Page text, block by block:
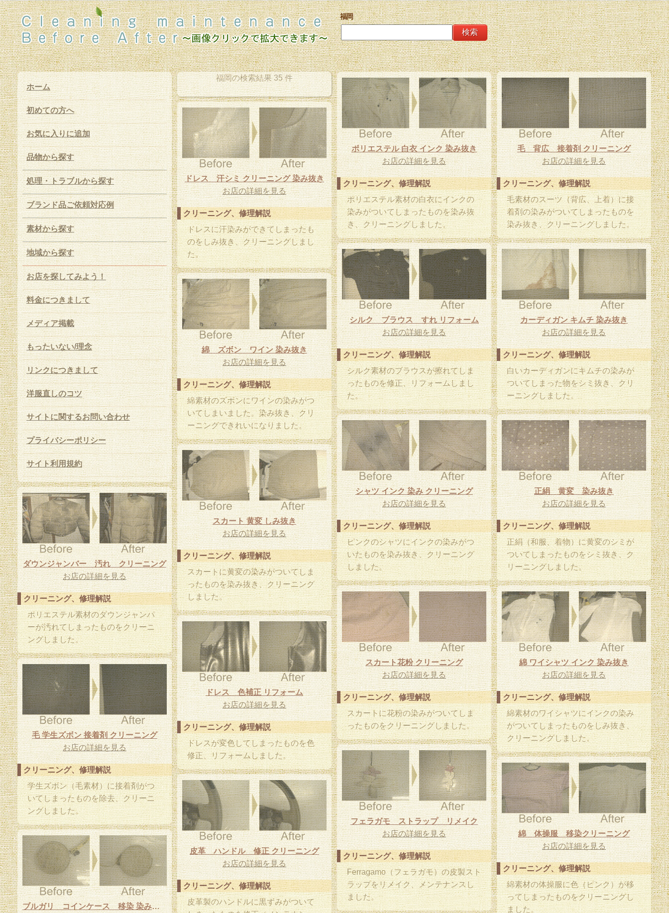
福岡
ホーム
初めての方へ
お気に入りに追加
品物から探す
処理・トラブルから探す
ブランド品ご依頼対応例
素材から探す
地域から探す
お店を探してみよう！
料金につきまして
メディア掲載
もったいない/理念
リンクにつきまして
洋服直しのコツ
サイトに関するお問い合わせ
プライバシーポリシー
サイト利用規約
福岡の検索結果 35 件
ポリエステル 白衣 インク 染み抜き
お店の詳細を見る
クリーニング、修理解説
ポリエステル素材の白衣にインクの
染みがついてしまったものを染み抜
き、クリーニングしました。
毛 背広 接着剤 クリーニング
お店の詳細を見る
クリーニング、修理解説
毛素材のスーツ（背広、上着）に接
着剤の染みがついてしまったものを
染み抜き、クリーニングしました。
ドレス 汗シミ クリーニング 染み抜き
お店の詳細を見る
クリーニング、修理解説
ドレスに汗染みができてしまったも
のをしみ抜き、クリーニングしまし
た。
シルク ブラウス すれ リフォーム
お店の詳細を見る
クリーニング、修理解説
シルク素材のブラウスが擦れてしま
ったものを修正、リフォームしまし
た。
カーディガン キムチ 染み抜き
お店の詳細を見る
クリーニング、修理解説
白いカーディガンにキムチの染みが
ついてしまった物をシミ抜き、クリ
ーニングしました。
綿 ズボン ワイン 染み抜き
お店の詳細を見る
クリーニング、修理解説
綿素材のズボンにワインの染みがつ
いてしまいました。染み抜き、クリ
ーニングできれいになりました。
シャツ インク 染み クリーニング
お店の詳細を見る
クリーニング、修理解説
ピンクのシャツにインクの染みがつ
いたものを染み抜き、クリーニング
しました。
正絹 黄変 染み抜き
お店の詳細を見る
クリーニング、修理解説
正絹（和服、着物）に黄変のシミが
ついてしまったものをシミ抜き、ク
リーニングしました。
スカート 黄変 しみ抜き
お店の詳細を見る
クリーニング、修理解説
スカートに黄変の染みがついてしま
ったものを染み抜き、クリーニング
しました。
ダウンジャンバー 汚れ クリーニング
お店の詳細を見る
クリーニング、修理解説
ポリエステル素材のダウンジャンパ
ーが汚れてしまったものをクリーニ
ングしました。
スカート花粉 クリーニング
お店の詳細を見る
クリーニング、修理解説
スカートに花粉の染みがついてしま
ったものをクリーニングしました。
綿 ワイシャツ インク 染み抜き
お店の詳細を見る
クリーニング、修理解説
綿素材のワイシャツにインクの染み
がついてしまったものをしみ抜き、
クリーニングしました。
ドレス 色補正 リフォーム
お店の詳細を見る
クリーニング、修理解説
ドレスが変色してしまったものを色
修正、リフォームしました。
毛 学生ズボン 接着剤 クリーニング
お店の詳細を見る
クリーニング、修理解説
学生ズボン（毛素材）に接着剤がつ
いてしまったものを除去、クリーニ
ングしました。
フェラガモ ストラップ リメイク
お店の詳細を見る
クリーニング、修理解説
Ferragamo（フェラガモ）の皮製スト
ラップをリメイク、メンテナンスし
ました。
綿 体操服 移染クリーニング
お店の詳細を見る
クリーニング、修理解説
綿素材の体操服に色（ピンク）が移
ってしまったものをクリーニングし
ました。
皮革 ハンドル 修正 クリーニング
お店の詳細を見る
クリーニング、修理解説
皮革製のハンドルに黒ずみがついて
ブルガリ コインケース 移染 染み抜き